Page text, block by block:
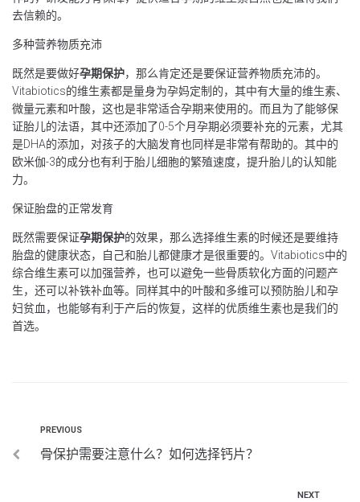
去信赖的。
多种营养物质充沛
既然是要做好孕期保护，那么肯定还是要保证营养物质充沛的。
Vitabiotics的维生素都是量身为孕妈定制的，其中有大量的维生素、
微量元素和叶酸，这也是非常适合孕期来使用的。而且为了能够保
证胎儿的法语，其中还添加了0-5个月孕期必须要补充的元素，尤其
是DHA的添加，对孩子的大脑发育也同样是非常有帮助的。其中的
欧米伽-3的成分也有利于胎儿细胞的繁殖速度，提升胎儿的认知能
力。
保证胎盘的正常发育
既然需要保证孕期保护的效果，那么选择维生素的时候还是要维持
胎盘的健康状态，自己和胎儿都健康才是很重要的。Vitabiotics中的
综合维生素可以加强营养，也可以避免一些骨质软化方面的问题产
生，还可以补铁补血等。同样其中的叶酸和多维可以预防胎儿和孕
妇贫血，也能够有利于产后的恢复，这样的优质维生素也是我们的
首选。
PREVIOUS
骨保护需要注意什么？如何选择钙片？
NEXT